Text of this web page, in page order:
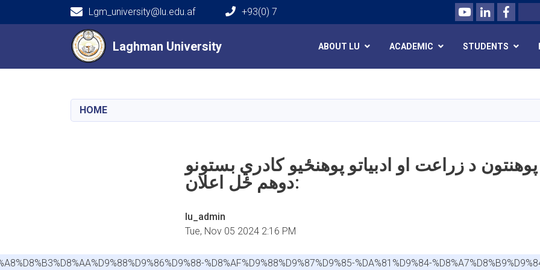
content
Laghman University
Lgm_university@lu.edu.af +93(0) 7 YoutubeLinkedIn
Search
Main navigation
Laghman University ABOUT LU ACADEMIC STUDENTS
HOME
د زراعت او ادبیاتو پوهنځیو کادري بستونو
دوهم ځل اعلان:
lu_admin
Tue, Nov 05 2024 2:16 PM
%D8%AF%D9%88%D9%87%D9%85-%DA%81%D9%84-